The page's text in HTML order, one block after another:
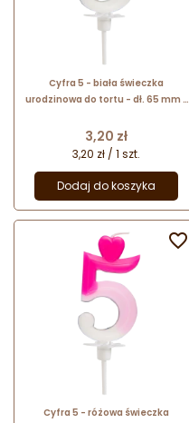
Cyfra 5 - biała świeczka
urodzinowa do tortu - dł. 65 mm -
Cena
3,20 zł
3,20 zł / 1 szt.
Dodaj do koszyka
Cyfra 5 - różowa świeczka
